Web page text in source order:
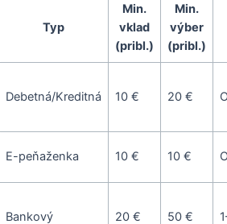
Typ
Min.
vklad
(pribl.)
Min.
výber
(pribl.)
Debetná/Kreditná 10 € 20 €
E-peňaženka 10 € 10 €
Bankový 20 € 50 €